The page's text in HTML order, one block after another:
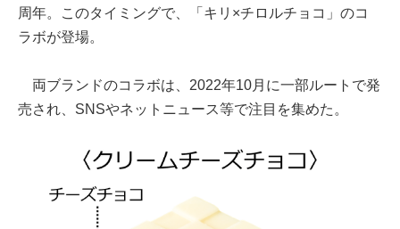
周年。このタイミングで、「キリ×チロルチョコ」のコ
ラボが登場。
両ブランドのコラボは、2022年10月に一部ルートで発
売され、SNSやネットニュース等で注目を集めた。